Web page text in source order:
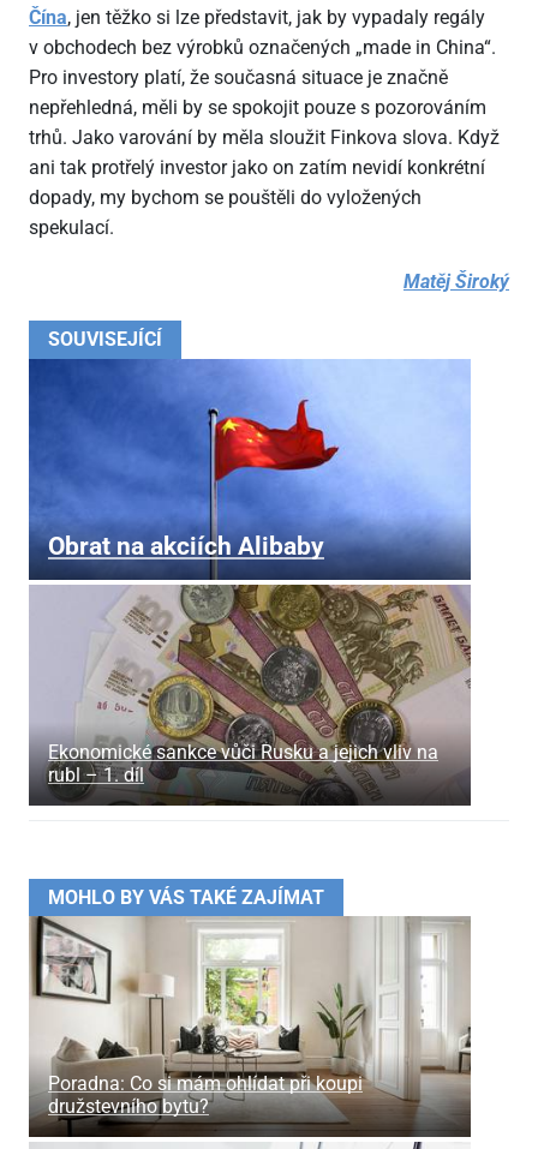
SOUVISEJÍCÍ
Obrat na akciích Alibaby
Ekonomické sankce vůči Rusku a jejich vliv na
rubl – 1. díl
Čína, jen těžko si lze představit, jak by vypadaly regály
v obchodech bez výrobků označených „made in China“.
Pro investory platí, že současná situace je značně
nepřehledná, měli by se spokojit pouze s pozorováním
trhů. Jako varování by měla sloužit Finkova slova. Když
ani tak protřelý investor jako on zatím nevidí konkrétní
dopady, my bychom se pouštěli do vyložených
spekulací.
Matěj Široký
MOHLO BY VÁS TAKÉ ZAJÍMAT
Poradna: Co si mám ohlídat při koupi
družstevního bytu?